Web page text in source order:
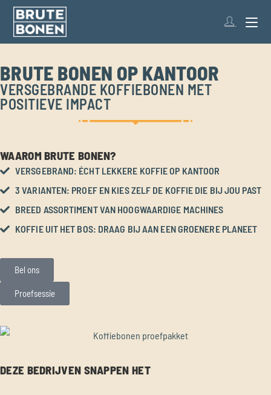
BRUTE BONEN OP KANTOOR
VERSGEBRANDE KOFFIEBONEN MET
POSITIEVE IMPACT
WAAROM BRUTE BONEN?
VERSGEBRAND: ÉCHT LEKKERE KOFFIE OP KANTOOR
3 VARIANTEN: PROEF EN KIES ZELF DE KOFFIE DIE BIJ JOU PAST
BREED ASSORTIMENT VAN HOOGWAARDIGE MACHINES
KOFFIE UIT HET BOS: DRAAG BIJ AAN EEN GROENERE PLANEET
Bel ons
Proefsessie
DEZE BEDRIJVEN SNAPPEN HET